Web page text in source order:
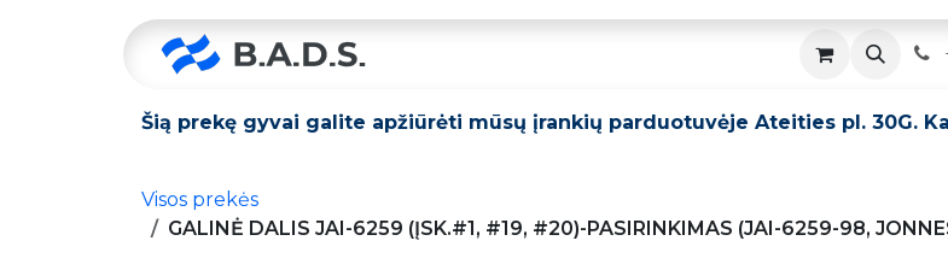
Servisas
Šią prekę gyvai galite apžiūrėti mūsų įrankių parduotuvėje Ateities pl. 30G.
Visos prekės
GALINĖ DALIS JAI-6259 (ĮSK.#1, #19, #20)-PASIRINKIMAS (JAI-6259-98,